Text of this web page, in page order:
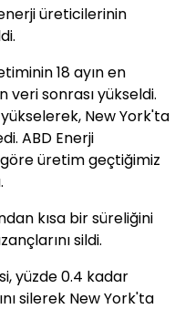
üreticilerinin
18 ayın en
sonrası yükseldi.
New York'ta
ABD Enerji
üretim geçtiğimiz
kısa bir süreliğini
sildi.
yüzde 0.4 kadar
silerek New York'ta